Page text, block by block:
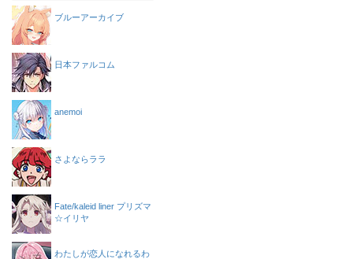
ブルーアーカイブ
日本ファルコム
anemoi
さよならララ
Fate/kaleid liner プリズマ
☆イリヤ
わたしが恋人になれるわ